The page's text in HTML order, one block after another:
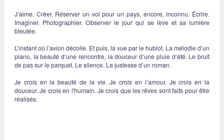
J’aime. Créer. Réserver un vol pour un pays, encore, inconnu. Écrire.
Imaginer. Photographier. Observer le jour qui se lève et sa lumière
bleutée.
L’instant où l’avion décolle. Et puis, la vue par le hublot. La mélodie d’un
piano, la beauté d’une rencontre, la douceur d’une pluie d’été. Le bruit
de pas sur le parquet. Le silence. La justesse d’un roman.
Je crois en la beauté de la vie. Je crois en l’amour. Je crois en la
douceur. Je crois en l'humain. Je crois que les rêves sont faits pour être
réalisés.